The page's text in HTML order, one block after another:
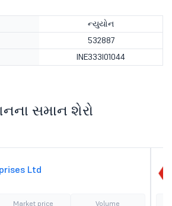
ન્યુયોન
532887
INE333I01044
સમાન શેરો
Ltd
Market price
Volume